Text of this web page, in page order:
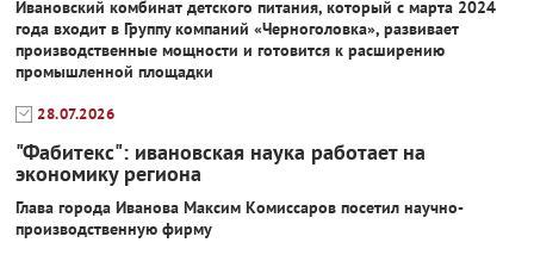
Ивановский комбинат детского питания, который с марта 2024
года входит в Группу компаний «Черноголовка», развивает
производственные мощности и готовится к расширению
промышленной площадки
28.07.2026
"Фабитекс": ивановская наука работает на
экономику региона
Глава города Иванова Максим Комиссаров посетил научно-
производственную фирму